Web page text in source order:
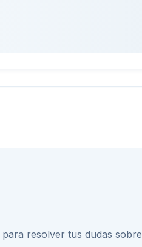
para resolver tus dudas sobre